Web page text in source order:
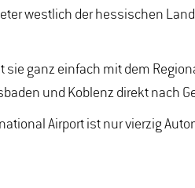
westlich der hessischen
sie ganz einfach mit dem
und Koblenz direkt nach
Airport ist nur vierzig